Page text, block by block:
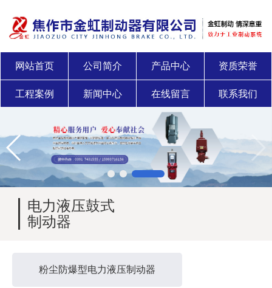
网站首页 公司简介 产品中心 资质荣誉
工程案例 新闻中心 在线留言 联系我们
电力液压鼓式
制动器
粉尘防爆型电力液压制动器